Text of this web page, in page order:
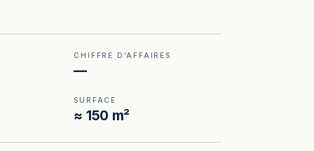
CHIFFRE D'AFFAIRES
—
SURFACE
≈ 150 m²